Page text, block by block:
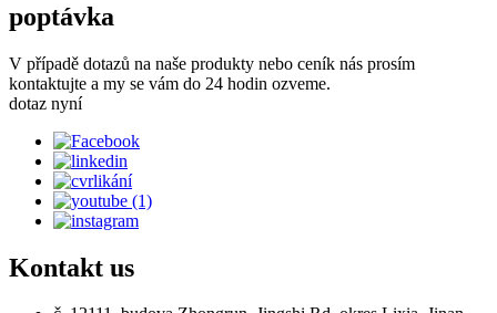
poptávka
V případě dotazů na naše produkty nebo ceník nás prosím
kontaktujte a my se vám do 24 hodin ozveme.
dotaz nyní
Kontakt us